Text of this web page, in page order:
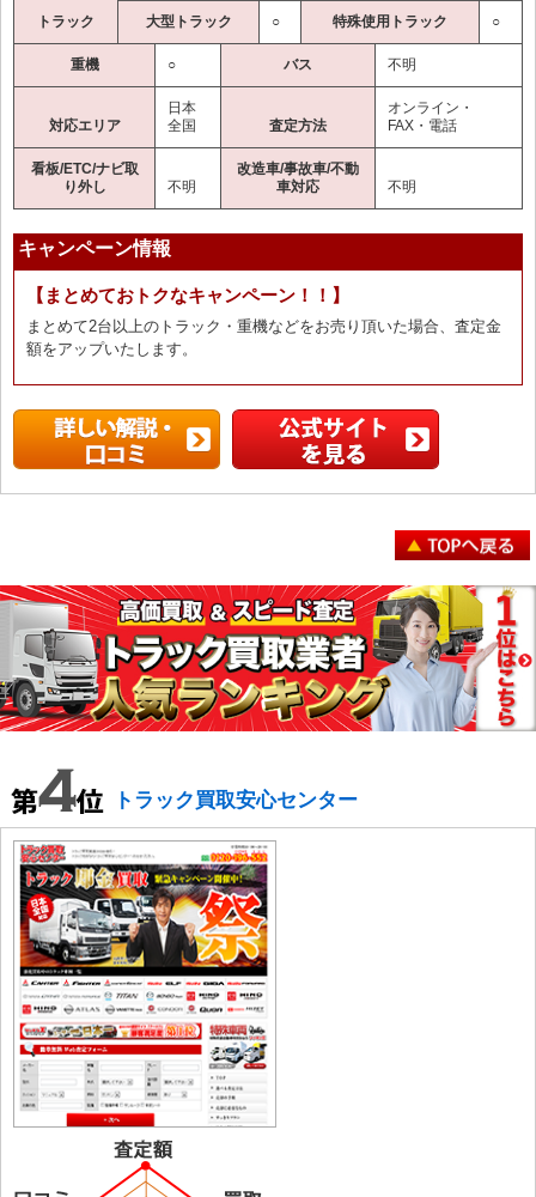
トラック 大型トラック ○ 特殊使用トラック ○
重機 ○ バス 不明
対応エリア
日本
全国
査定方法
オンライン・
FAX・電話
看板/ETC/ナビ取
り外し
不明
改造車/事故車/不動
車対応
不明
キャンペーン情報
【まとめておトクなキャンペーン！！】
まとめて2台以上のトラック・重機などをお売り頂いた場合、査定金
額をアップいたします。
トラック買取安心センター